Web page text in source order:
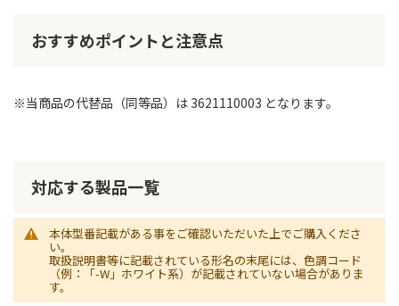
おすすめポイントと注意点
※当商品の代替品（同等品）は 3621110003 となります。
対応する製品一覧
本体型番記載がある事をご確認いただいた上でご購入くださ
い。
取扱説明書等に記載されている形名の末尾には、色調コード
（例：「-W」ホワイト系）が記載されていない場合がありま
す。